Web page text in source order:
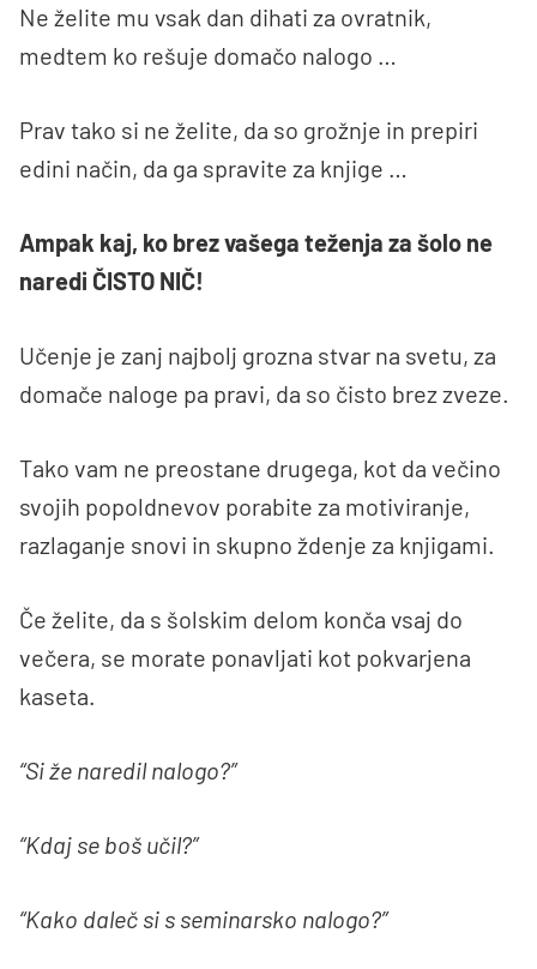
Ne želite mu vsak dan dihati za ovratnik,
medtem ko rešuje domačo nalogo …
Prav tako si ne želite, da so grožnje in prepiri
edini način, da ga spravite za knjige …
Ampak kaj, ko brez vašega teženja za šolo ne
naredi ČISTO NIČ!
Učenje je zanj najbolj grozna stvar na svetu, za
domače naloge pa pravi, da so čisto brez zveze.
Tako vam ne preostane drugega, kot da večino
svojih popoldnevov porabite za motiviranje,
razlaganje snovi in skupno ždenje za knjigami.
Če želite, da s šolskim delom konča vsaj do
večera, se morate ponavljati kot pokvarjena
kaseta.
“Si že naredil nalogo?”
“Kdaj se boš učil?”
“Kako daleč si s seminarsko nalogo?”